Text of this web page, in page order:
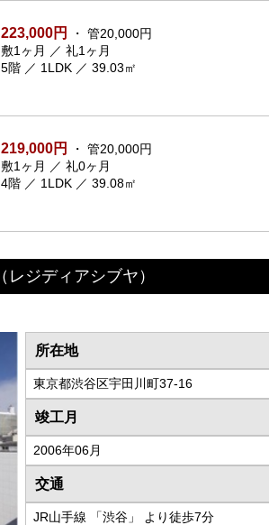
223,000円
・ 管20,000円
敷1ヶ月 ／ 礼1ヶ月
5階 ／ 1LDK ／ 39.03㎡
219,000円
・ 管20,000円
敷1ヶ月 ／ 礼0ヶ月
4階 ／ 1LDK ／ 39.08㎡
（レジディアシブヤ）
所在地
東京都渋谷区宇田川町37-16
竣工月
2006年06月
交通
JR山手線 「渋谷」 より徒歩7分